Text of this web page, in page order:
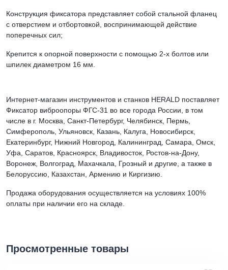
Конструкция фиксатора представляет собой стальной фланец
с отверстием и отбортовкой, воспринимающей действие
поперечных сил;
Крепится к опорной поверхности с помощью 2-х болтов или
шпилек диаметром 16 мм.
Интернет-магазин инструментов и станков HERALD поставляет
Фиксатор виброопоры ФГС-31 во все города России, в том
числе в г. Москва, Санкт-Петербург, Челябинск, Пермь,
Симферополь, Ульяновск, Казань, Калуга, Новосибирск,
Екатеринбург, Нижний Новгород, Калининград, Самара, Омск,
Уфа, Саратов, Красноярск, Владивосток, Ростов-на-Дону,
Воронеж, Волгоград, Махачкала, Грозный и другие, а также в
Белоруссию, Казахстан, Армению и Киргизию.
Продажа оборудования осуществляется на условиях 100%
оплаты при наличии его на складе.
Просмотренные товары